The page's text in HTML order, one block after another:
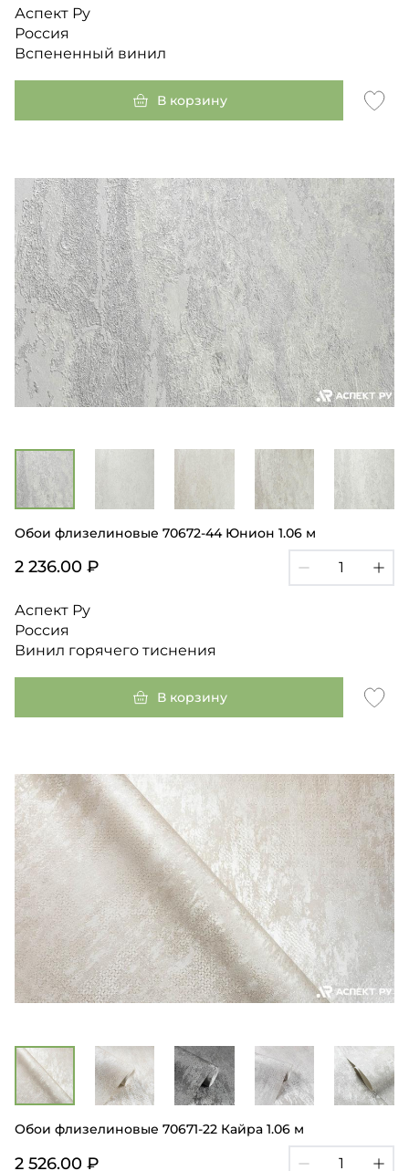
Аспект Ру
Россия
Вспененный винил
В корзину
Обои флизелиновые 70672-44 Юнион 1.06 м
2 236.00 ₽
Аспект Ру
Россия
Винил горячего тиснения
В корзину
Обои флизелиновые 70671-22 Кайра 1.06 м
2 526.00 ₽